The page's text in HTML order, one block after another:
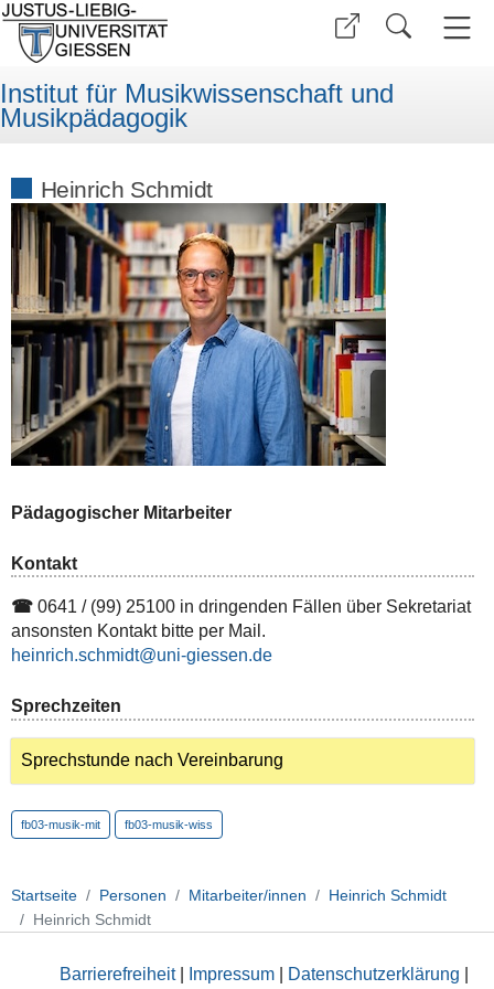
Institut für Musikwissenschaft und
Musikpädagogik
Heinrich Schmidt
Pädagogischer Mitarbeiter
Kontakt
☎0641 / (99) 25100 in dringenden Fällen über Sekretariat
ansonsten Kontakt bitte per Mail.
heinrich.schmidt
Sprechzeiten
Sprechstunde nach Vereinbarung
fb03-musik-mit fb03-musik-wiss
Startseite Personen Mitarbeiter/innen
Heinrich Schmidt
Heinrich Schmidt
Barrierefreiheit| Impressum Datenschutzerklärung